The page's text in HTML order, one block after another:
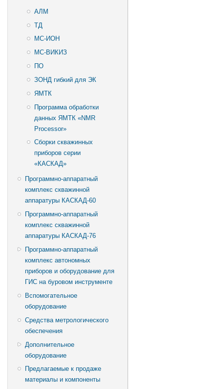
АЛМ
ТД
МС-ИОН
МС-ВИКИЗ
ПО
ЗОНД гибкий для ЭК
ЯМТК
Программа обработки
данных ЯМТК «NMR
Processor»
Сборки скважинных
приборов серии
«КАСКАД»
Программно-аппаратный
комплекс скважинной
аппаратуры КАСКАД-60
Программно-аппаратный
комплекс скважинной
аппаратуры КАСКАД-76
Программно-аппаратный
комплекс автономных
приборов и оборудование для
ГИС на буровом инструменте
Вспомогательное
оборудование
Средства метрологического
обеспечения
Дополнительное
оборудование
Предлагаемые к продаже
материалы и компоненты